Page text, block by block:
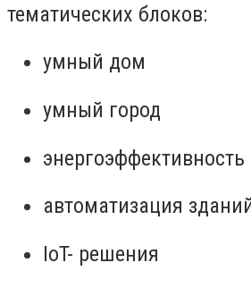
тематических блоков:
умный дом
умный город
энергоэффективность
автоматизация
IoT- решения